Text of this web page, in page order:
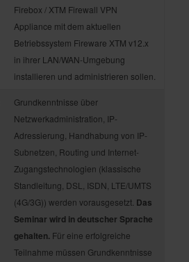
Firebox / XTM Firewall VPN
Appliance mit dem aktuellen
Betriebssystem Fireware XTM v12.x
in ihrer LAN/WAN-Umgebung
installieren und administrieren sollen.
Grundkenntnisse über
Netzwerkadministration, IP-
Adressierung, Handhabung von IP-
Subnetzen, Routing und Internet-
Zugangstechnologien (klassische
Standleitung, DSL, ISDN, LTE/UMTS
(4G/3G)) werden vorausgesetzt. Das
Seminar wird in deutscher Sprache
gehalten. Für eine erfolgreiche
Teilnahme müssen Grundkenntnisse